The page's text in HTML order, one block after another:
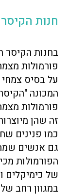
חנות
בחנות הקיסר
פורמולות
על בסיס צמחי
המכונה
פורמולות
זה שהן
כמו פנינים
גם אנשים
הפורמולות
של כימיקלים
במגוון רחב